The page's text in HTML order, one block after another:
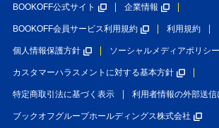
BOOKOFF公式サイト 企業情報
BOOKOFF会員サービス利用規約 利用規約
個人情報保護方針 ソーシャルメディアポリシー
カスタマーハラスメントに対する基本方針
特定商取引法に基づく表示 利用者情報の外部送信
ブックオフグループホールディングス株式会社